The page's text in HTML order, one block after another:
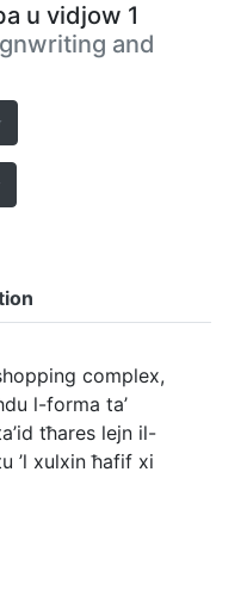
u vidjow 1
and
complex,
l-forma ta’
tħares lejn il-
’l xulxin ħafif xi